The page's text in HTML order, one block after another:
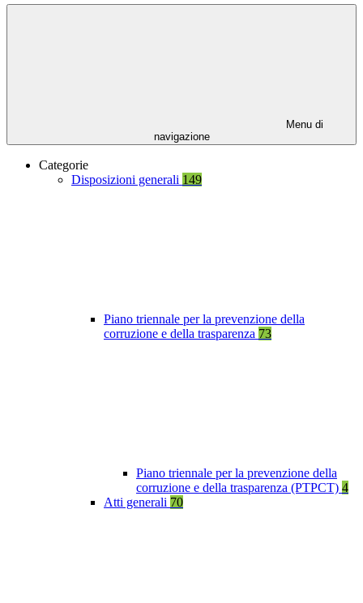
Menu di
navigazione
Categorie
Disposizioni generali 149
Piano triennale per la prevenzione della
corruzione e della trasparenza 73
Piano triennale per la prevenzione della
corruzione e della trasparenza (PTPCT) 4
Atti generali 70